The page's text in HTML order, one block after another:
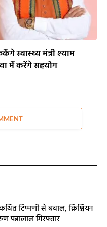
स्वास्थ्य मंत्री श्याम
में करेंगे सहयोग
टिप्पणी से बवाल, क्रिश्चियन
पन्नालाल गिरफ्तार